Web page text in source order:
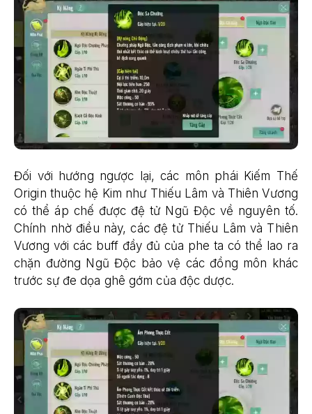
Đối với hướng ngược lại, các môn phái Kiếm Thế
Origin thuộc hệ Kim như Thiếu Lâm và Thiên Vương
có thể áp chế được đệ tử Ngũ Độc về nguyên tố.
Chính nhờ điều này, các đệ tử Thiếu Lâm và Thiên
Vương với các buff đầy đủ của phe ta có thể lao ra
chặn đường Ngũ Độc bảo vệ các đồng môn khác
trước sự đe dọa ghê gớm của độc dược.